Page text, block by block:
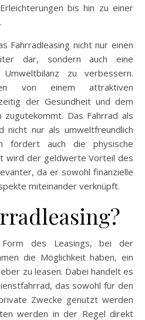
bis hin zu einer
Fahrradleasing nicht nur einen
dar, sondern auch eine
zu verbessern.
von einem attraktiven
der Gesundheit und dem
zugutekommt. Das Fahrrad als
nicht nur als umweltfreundlich
fördert auch die physische
wird der geldwerte Vorteil des
da er sowohl finanzielle
miteinander verknüpft.
Form des Leasings, bei der
die Möglichkeit haben, ein
zu leasen. Dabei handelt es
das sowohl für den
Zwecke genutzt werden
werden in der Regel direkt